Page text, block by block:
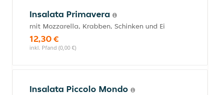
Insalata Primavera
mit Mozzarella, Krabben, Schinken und Ei
12,30 €
inkl. Pfand (0,00 €)
Insalata Piccolo Mondo